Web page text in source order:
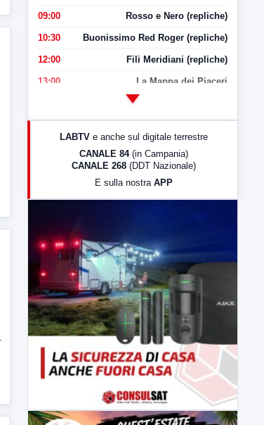
09:00 Rosso e Nero (repliche)
10:30 Buonissimo Red Roger (repliche)
12:00 Fili Meridiani (repliche)
13:00 La Mappa dei Piaceri
LabNews (Diretta)
LABTV e anche sul digitale terrestre
CANALE 84 (in Campania)
CANALE 268 (DDT Nazionale)
E sulla nostra APP